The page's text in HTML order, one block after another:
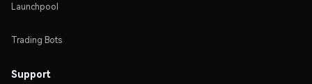
Launchpool
Trading Bots
Support